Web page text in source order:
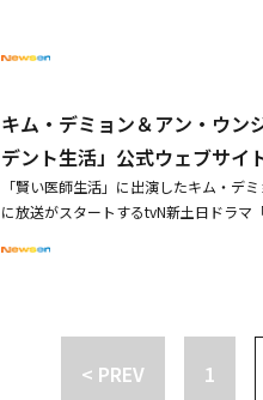
始される。
（相手との相性）で多くの名曲を披露
の誕生を期待させる。Stray Kidsのリノ
ER、(G)I-DLEのミンニ、TOMORROW X
OPアーティストが総出動し、毎週異
「いつかは賢いレジデント生活」の
像を公開・アン・ウンジン＆コ・ユン
なければならない」と打ち明けた。キ
ターに合わせてダイエットするけど、
たかな。今が疲労が蓄積する頃じゃな
をたくさんしたけど、外見で見たとき
ム・デミョン主演、映画「ダーティ・
が解禁・イ・ジェフン、ドラマ「交渉
キム・デミョン＆アン・ウン
デント生活」公式ウェブサイ
「賢い医師生活」に出演したキム・デ
に放送がスタートするtvN新土日ドラマ
ドラマである。「いつかは賢いレジデ
プルとして愛されたヤン・ソクヒョン
ルに、カップルから夫婦になる過程を
< PREV 1